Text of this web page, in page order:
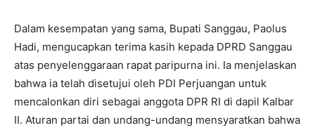
Dalam kesempatan yang sama, Bupati Sanggau, Paolus
Hadi, mengucapkan terima kasih kepada DPRD Sanggau
atas penyelenggaraan rapat paripurna ini. Ia menjelaskan
bahwa ia telah disetujui oleh PDI Perjuangan untuk
mencalonkan diri sebagai anggota DPR RI di dapil Kalbar
II. Aturan partai dan undang-undang mensyaratkan bahwa